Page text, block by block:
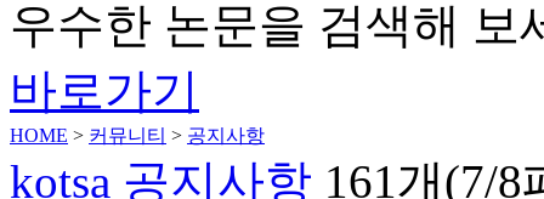
우수한 논문을 검색해 보
바로가기
HOME > 커뮤니티 > 공지사항
kotsa 공지사항 161개(7/8